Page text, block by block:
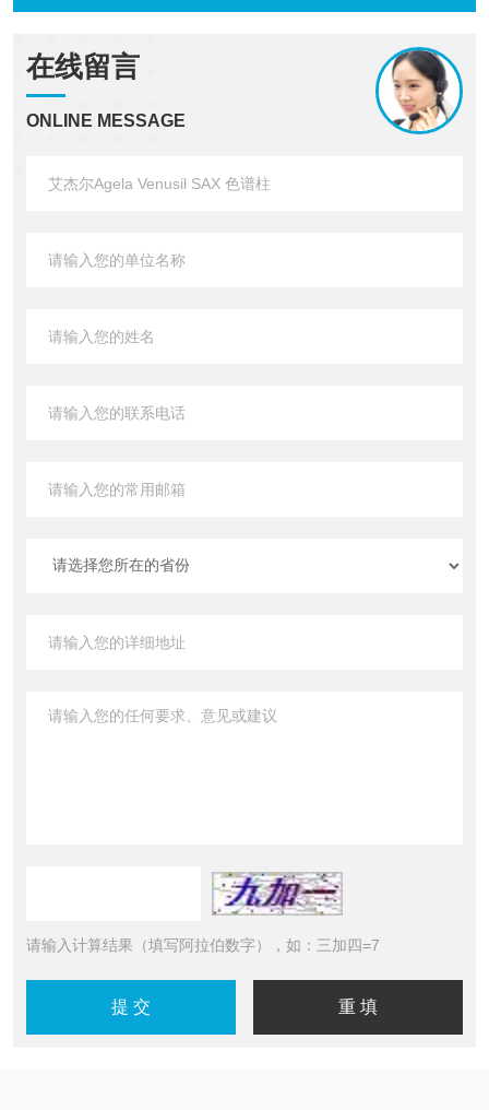
在线留言
ONLINE MESSAGE
请输入计算结果（填写阿拉伯数字），如：三加四=7